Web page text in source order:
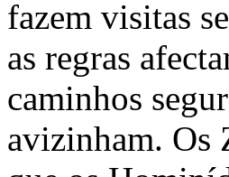
fazem visitas
as regras
caminhos
avizinham. Os